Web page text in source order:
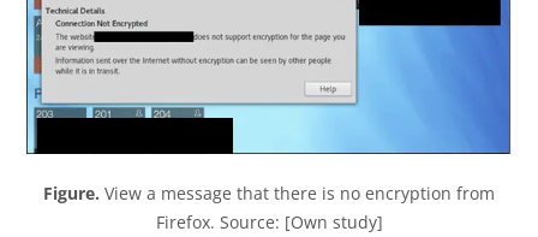
Figure. View a message that there is no encryption from
Firefox. Source: [Own study]